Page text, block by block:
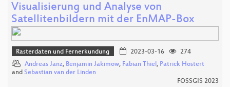
Visualisierung und Analyse von
Satellitenbildern mit der EnMAP-Box
Rasterdaten und Fernerkundung 2023-03-16
274
Andreas Janz, Benjamin Jakimow, Fabian Thiel, Patrick Hostert
and Sebastian van der Linden
FOSSGIS 2023